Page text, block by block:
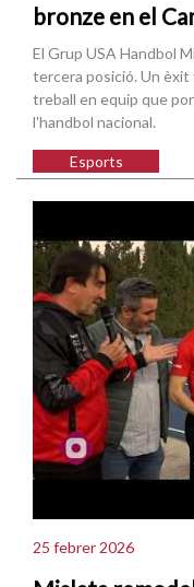
bronze en el
El Grup USA Handbol
tercera posició. Un èxit
treball en equip que
l'handbol nacional.
Esports
25 febrer 2026